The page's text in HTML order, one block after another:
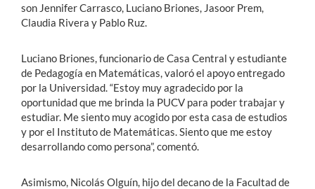
son Jennifer Carrasco, Luciano Briones, Jasoor Prem,
Claudia Rivera y Pablo Ruz.
Luciano Briones, funcionario de Casa Central y estudiante
de Pedagogía en Matemáticas, valoró el apoyo entregado
por la Universidad. “Estoy muy agradecido por la
oportunidad que me brinda la PUCV para poder trabajar y
estudiar. Me siento muy acogido por esta casa de estudios
y por el Instituto de Matemáticas. Siento que me estoy
desarrollando como persona”, comentó.
Asimismo, Nicolás Olguín, hijo del decano de la Facultad de